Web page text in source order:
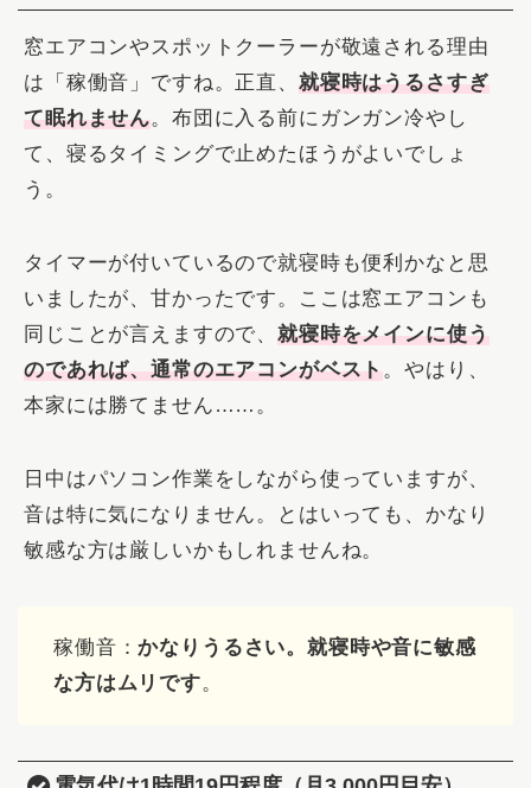
窓エアコンやスポットクーラーが敬遠される理由
は「稼働音」ですね。正直、 就寝時はうるさすぎ
て眠れません。布団に入る前にガンガン冷やし
て、寝るタイミングで止めたほうがよいでしょ
う。
タイマーが付いているので就寝時も便利かなと思
いましたが、甘かったです。ここは窓エアコンも
同じことが言えますので、就寝時をメインに使う
のであれば、通常のエアコンがベスト。やはり、
本家には勝てません……。
日中はパソコン作業をしながら使っていますが、
音は特に気になりません。とはいっても、かなり
敏感な方は厳しいかもしれませんね。
稼働音：かなりうるさい。就寝時や音に敏感
な方はムリです。